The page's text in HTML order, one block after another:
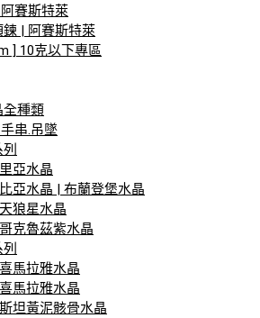
賽斯特萊
| 阿賽斯特萊
] 10克以下專區
全種類
串.吊墜
亞水晶
亞水晶 | 布蘭登堡水晶
狼星水晶
克魯茲紫水晶
馬拉雅水晶
馬拉雅水晶
坦黃泥骸骨水晶